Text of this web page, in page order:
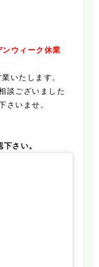
ンウィーク休業
いたします。
談ございました
さいませ。
さい。